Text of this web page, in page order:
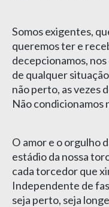
Somos exigentes,
queremos ter e
decepcionamos,
de qualquer
não perto, as vezes
Não condicionamos
O amor e o orgulho
estádio da nossa
cada torcedor que
Independente de
seja perto, seja